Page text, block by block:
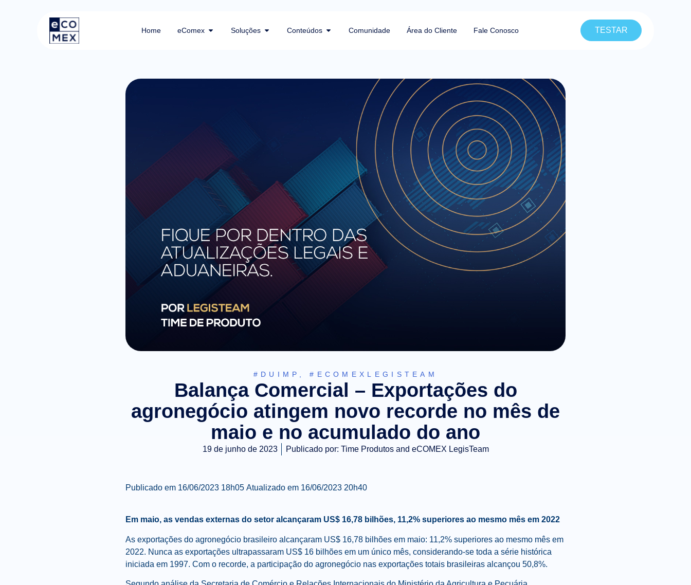
Home eComex Soluções Conteúdos Comunidade Área do Cliente Fale Conosco TESTAR
#DUIMP ,#ECOMEXLEGISTEAM
Balança Comercial – Exportações do
agronegócio atingem novo recorde no mês de
maio e no acumulado do ano
19 de junho de 2023 Publicado por: Time Produtos and eCOMEX LegisTeam
Publicado em 16/06/2023 18h05 Atualizado em 16/06/2023 20h40
Em maio, as vendas externas do setor alcançaram US$ 16,78 bilhões, 11,2% superiores ao mesmo mês em 2022
As exportações do agronegócio brasileiro alcançaram US$ 16,78 bilhões em maio: 11,2% superiores ao mesmo mês em
2022. Nunca as exportações ultrapassaram US$ 16 bilhões em um único mês, considerando-se toda a série histórica
iniciada em 1997. Com o recorde, a participação do agronegócio nas exportações totais brasileiras alcançou 50,8%.